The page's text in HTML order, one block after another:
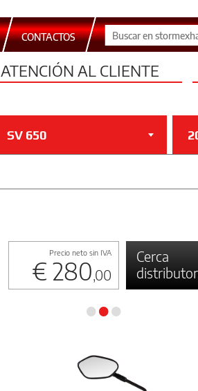
CONTACTOS
ATENCIÓN AL CLIENTE
SV 650
Precio neto sin IVA
€ 280,00
Cerca
•••